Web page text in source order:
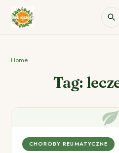
Home
Tag:
CHOROBY REUMATYCZNE